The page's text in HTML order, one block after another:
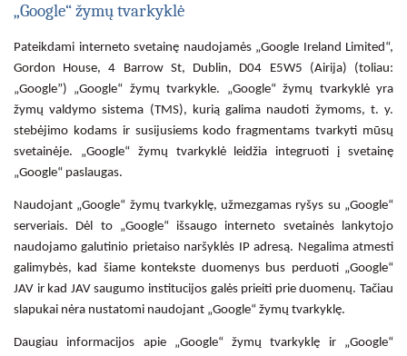
„Google“ žymų tvarkyklė
Pateikdami interneto svetainę naudojamės „Google Ireland Limited“,
Gordon House, 4 Barrow St, Dublin, D04 E5W5 (Airija) (toliau:
„Google”) „Google“ žymų tvarkykle. „Google“ žymų tvarkyklė yra
žymų valdymo sistema (TMS), kurią galima naudoti žymoms, t. y.
stebėjimo kodams ir susijusiems kodo fragmentams tvarkyti mūsų
svetainėje. „Google“ žymų tvarkyklė leidžia integruoti į svetainę
„Google“ paslaugas.
Naudojant „Google“ žymų tvarkyklę, užmezgamas ryšys su „Google“
serveriais. Dėl to „Google“ išsaugo interneto svetainės lankytojo
naudojamo galutinio prietaiso naršyklės IP adresą. Negalima atmesti
galimybės, kad šiame kontekste duomenys bus perduoti „Google“
JAV ir kad JAV saugumo institucijos galės prieiti prie duomenų. Tačiau
slapukai nėra nustatomi naudojant „Google“ žymų tvarkyklę.
Daugiau informacijos apie „Google“ žymų tvarkyklę ir „Google“